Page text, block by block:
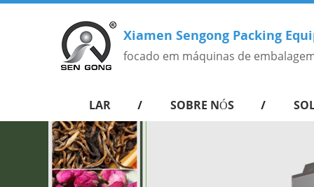
Xiamen Sengong Packing
focado em máquinas de
LAR SOBRE NÓS